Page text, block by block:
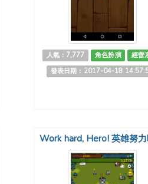
人氣：7,777 角色扮演
經營
發表日期：2017-04-18
Work hard, Hero! 英雄努力